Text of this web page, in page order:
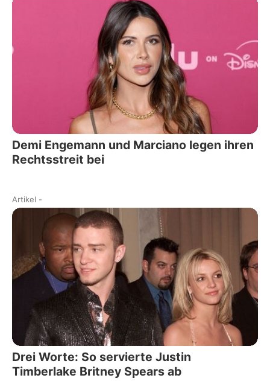
Demi Engemann und Marciano legen ihren
Rechtsstreit bei
Artikel -
Drei Worte: So servierte Justin
Timberlake Britney Spears ab